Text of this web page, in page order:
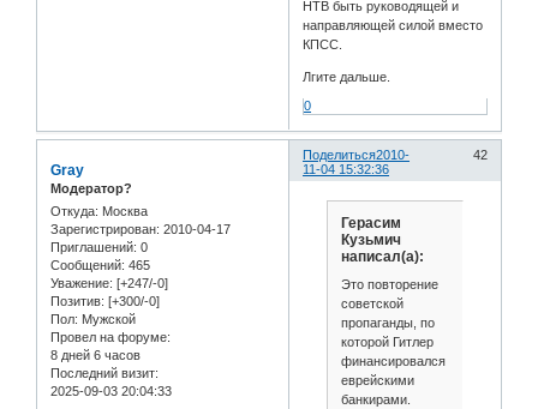
НТВ быть руководящей и
направляющей силой вместо
КПСС.
Лгите дальше.
0
Поделиться 42
2010-
11-04 15:32:36
Gray
Модератор?
Откуда: Москва
Зарегистрирован: 2010-04-17
Приглашений: 0
Сообщений: 465
Уважение: [+247/-0]
Позитив: [+300/-0]
Пол: Мужской
Провел на форуме:
8 дней 6 часов
Последний визит:
2025-09-03 20:04:33
Герасим
Кузьмич
написал(а):
Это повторение
советской
пропаганды, по
которой Гитлер
финансировался
еврейскими
банкирами.